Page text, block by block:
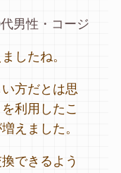
男性・コージ
したね。
方だとは思
利用したこ
えました。
できるよう